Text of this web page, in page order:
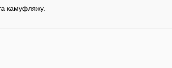
камуфляжу.